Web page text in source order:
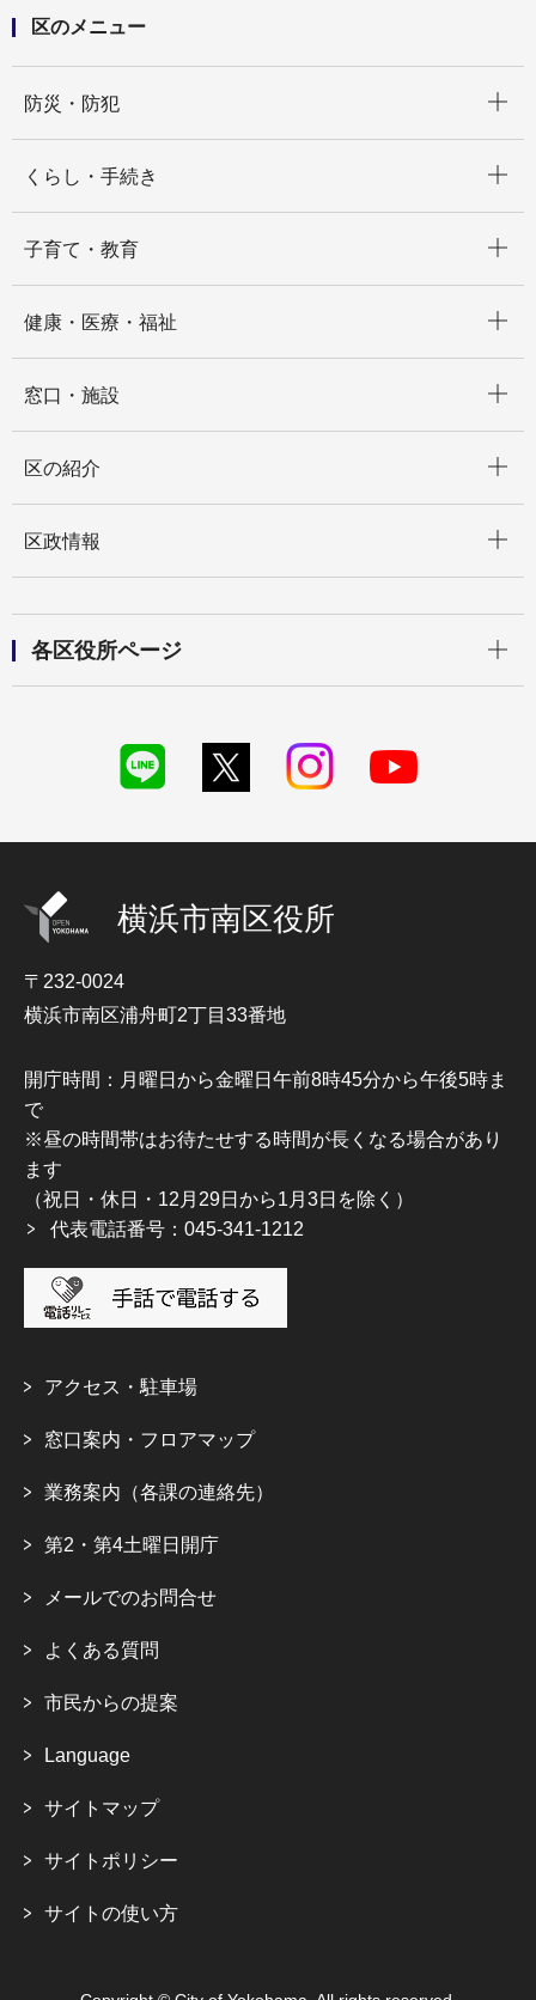
区のメニュー
防災・防犯
くらし・手続き
子育て・教育
健康・医療・福祉
窓口・施設
区の紹介
区政情報
各区役所ページ
横浜市南区役所
〒232-0024
横浜市南区浦舟町2丁目33番地
開庁時間：月曜日から金曜日午前8時45分から午後5時ま
で
※昼の時間帯はお待たせする時間が長くなる場合があり
ます
（祝日・休日・12月29日から1月3日を除く）
代表電話番号：045-341-1212
アクセス・駐車場
窓口案内・フロアマップ
業務案内（各課の連絡先）
第2・第4土曜日開庁
メールでのお問合せ
よくある質問
市民からの提案
Language
サイトマップ
サイトポリシー
サイトの使い方